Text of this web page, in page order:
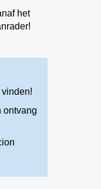
het
ontvang